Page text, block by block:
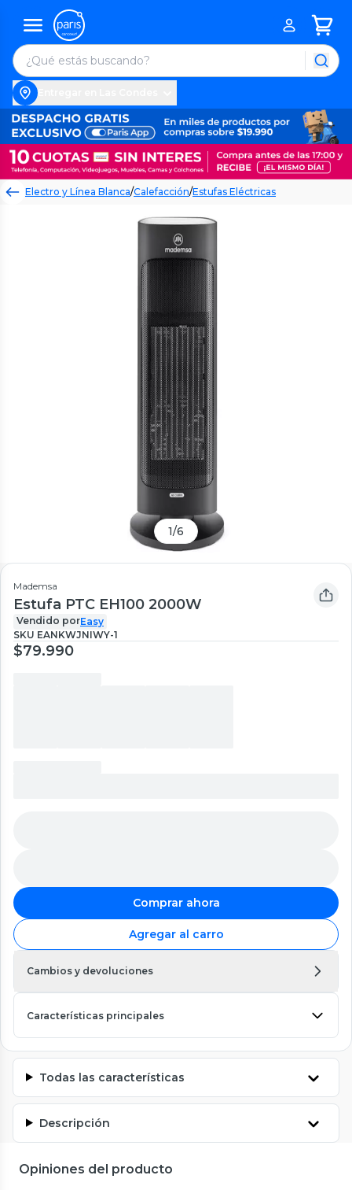
Electro y Línea Blanca/Calefacción/Estufas Eléctricas
1/6
Mademsa
Estufa PTC EH100 2000W
Vendido porEasy
SKU EANKWJNIWY-1
$79.990
Comprar ahora
Agregar al carro
Cambios y devoluciones
Características principales
Todas las características
Descripción
Opiniones del producto